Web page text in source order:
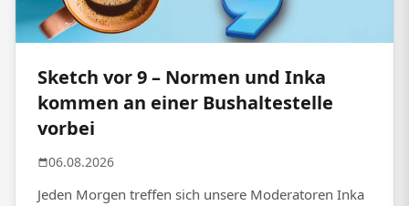
Sketch vor 9 – Normen und Inka
kommen an einer Bushaltestelle
vorbei
06.08.2026
Jeden Morgen treffen sich unsere Moderatoren Inka